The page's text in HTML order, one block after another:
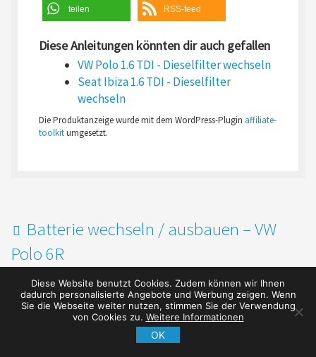
teilen RSS-feed
Diese Anleitungen könnten dir auch gefallen
VW Polo 1.6 TDI - Dieselfilter wechseln
Seat Ibiza 1.6 TDI - Dieselfilter
wechseln
Die Produktanzeige wurde mit dem WordPress-Plugin affiliate-
toolkitumgesetzt.
Batterie wechseln / ausbauen – VW
Polo 6R
Ölwechsel – Honda CBR1000RR SC59
SCHREIBE EINEN KOMMENTAR
Deine E-Mail-Adresse wird nicht veröffentlicht.Erforderliche Felder
Diese Website benutzt Cookies. Zudem können wir Ihnen
dadurch personalisierte Angebote und Werbung zeigen. Wenn
Sie die Webseite weiter nutzen, stimmen Sie der Verwendung
von Cookies zu. Weitere Informationen
OK